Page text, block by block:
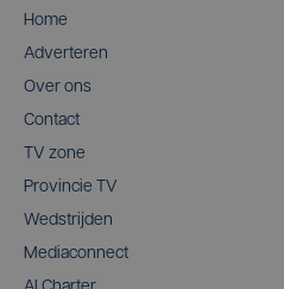
Home
Adverteren
Over ons
Contact
TV zone
Provincie TV
Wedstrijden
Mediaconnect